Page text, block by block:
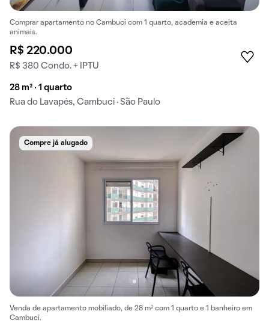
Comprar apartamento no Cambuci com 1 quarto, academia e aceita
animais.
R$ 220.000
R$ 380 Condo. + IPTU
28 m² · 1 quarto
Rua do Lavapés, Cambuci · São Paulo
Compre já alugado
Venda de apartamento mobiliado, de 28 m² com 1 quarto e 1 banheiro em
Cambuci.